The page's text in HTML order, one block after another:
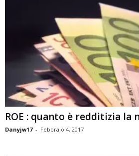
ROE : quanto è redditizia
Danyjw17 - Febbraio 4, 2017